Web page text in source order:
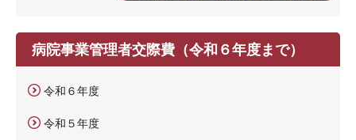
病院事業管理者交際費（令和６年度まで）
令和６年度
令和５年度